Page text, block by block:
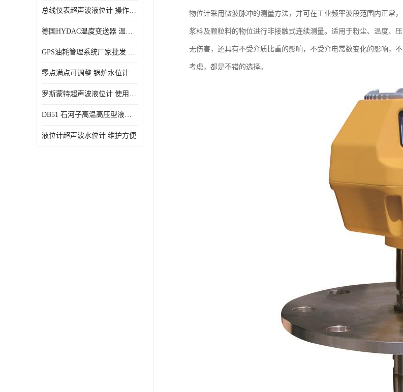
总线仪表超声波液位计 操作简单
德国HYDAC温度变送器 温度变送器工作原理 市场性价比优
GPS油耗管理系统厂家批发 CR-606 汽车油位传感器故障
零点满点可调整 锅炉水位计 太原智能锅炉汽包液位计生产厂家
罗斯蒙特超声波液位计 使用寿命长
DB51 石河子高温高压型液位变送器 性能稳定
液位计超声波水位计 维护方便
物位计采用微波脉冲的测量方法，并可在工业频率波段范围内正常
浆料及颗粒料的物位进行非接触式连续测量。适用于粉尘、温度、
无伤害，还具有不受介质比重的影响，不受介电常数变化的影响，
考虑，都是不错的选择。